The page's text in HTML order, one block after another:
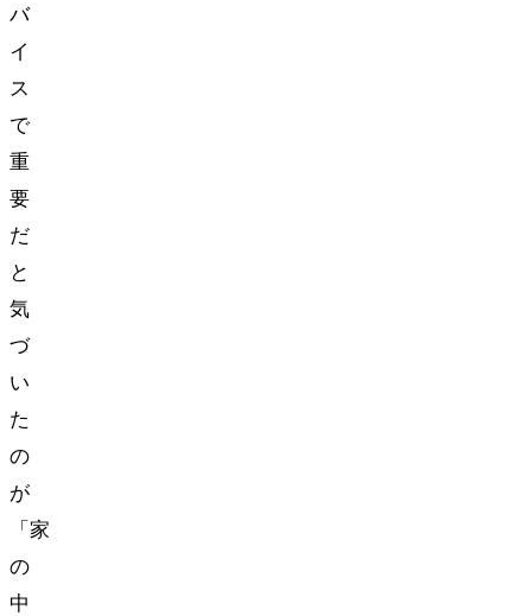
バ
イ
ス
で
重
要
だ
と
気
づ
い
た
の
が
「家
の
中